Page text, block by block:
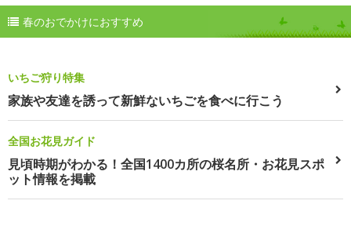
春のおでかけにおすすめ
いちご狩り特集
家族や友達を誘って新鮮ないちごを食べに行こう
全国お花見ガイド
見頃時期がわかる！全国1400カ所の桜名所・お花見スポ
ット情報を掲載